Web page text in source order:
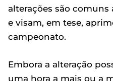
alterações são
e visam, em tese,
campeonato.
Embora a alteração
uma hora a mais ou a